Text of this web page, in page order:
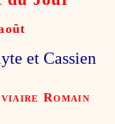
et Cassien
Romain